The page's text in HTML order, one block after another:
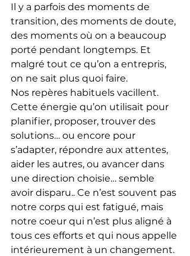
Il y a parfois des moments de
transition, des moments de doute,
des moments où on a beaucoup
porté pendant longtemps. Et
malgré tout ce qu’on a entrepris,
on ne sait plus quoi faire.
Nos repères habituels vacillent.
Cette énergie qu’on utilisait pour
planifier, proposer, trouver des
solutions… ou encore pour
s’adapter, répondre aux attentes,
aider les autres, ou avancer dans
une direction choisie… semble
avoir disparu.. Ce n’est souvent pas
notre corps qui est fatigué, mais
notre coeur qui n’est plus aligné à
tous ces efforts et qui nous appelle
intérieurement à un changement.